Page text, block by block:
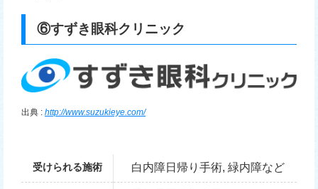
⑥すずき眼科クリニック
出典 : http://www.suzukieye.com/
受けられる施術 白内障日帰り手術, 緑内障など